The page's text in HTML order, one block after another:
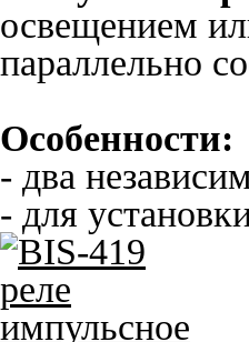
освещением
параллельно
Особенности:
- два
- для